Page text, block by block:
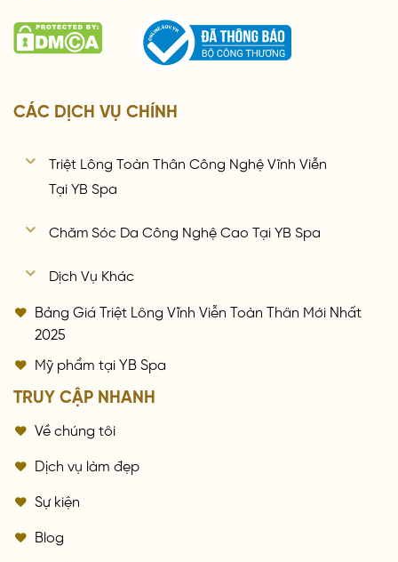
CÁC DỊCH VỤ CHÍNH
Triệt Lông Toàn Thân Công Nghệ Vĩnh Viễn
Tại YB Spa
Chăm Sóc Da Công Nghệ Cao Tại YB Spa
Dịch Vụ Khác
Bảng Giá Triệt Lông Vĩnh Viễn Toàn Thân Mới Nhất
2025
Mỹ phẩm tại YB Spa
TRUY CẬP NHANH
Về chúng tôi
Dịch vụ làm đẹp
Sự kiện
Blog